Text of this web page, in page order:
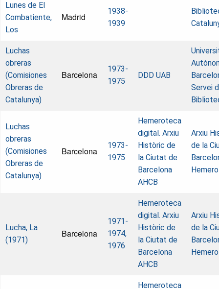
Lunes de El
Combatiente,
Los
Madrid
1938-
1939
Luchas
obreras
(Comisiones
Obreras de
Catalunya)
Barcelona
1973-
1975
DDD UAB
Servei
Luchas
obreras
(Comisiones
Obreras de
Catalunya)
Barcelona
1973-
1975
Hemeroteca
digital. Arxiu
Històric de
la Ciutat de
Barcelona
AHCB
Arxiu
de la
Lucha, La
(1971)
Barcelona
1971-
1974,
1976
Hemeroteca
digital. Arxiu
Històric de
la Ciutat de
Barcelona
AHCB
Arxiu
de la
Hemeroteca